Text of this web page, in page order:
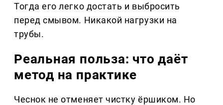
Тогда его легко достать и выбросить
перед смывом. Никакой нагрузки на
трубы.
Реальная польза: что даёт
метод на практике
Чеснок не отменяет чистку ёршиком. Но